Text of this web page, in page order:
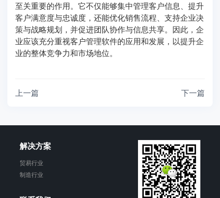
至关重要的作用。它不仅能够集中管理客户信息、提升
客户满意度与忠诚度，还能优化销售流程、支持企业决
策与战略规划，并促进团队协作与信息共享。因此，企
业应该充分重视客户管理软件的应用和发展，以提升企
业的整体竞争力和市场地位。
上一篇 下一篇
解决方案
贸易行业
制造行业